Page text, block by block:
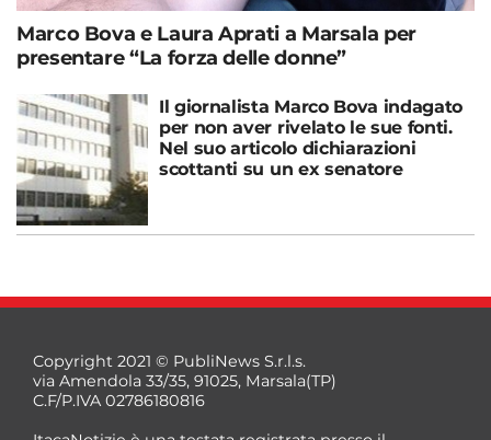
Marco Bova e Laura Aprati a Marsala per
presentare “La forza delle donne”
Il giornalista Marco Bova indagato
per non aver rivelato le sue fonti.
Nel suo articolo dichiarazioni
scottanti su un ex senatore
Copyright 2021 © PubliNews S.r.l.s.
via Amendola 33/35, 91025, Marsala(TP)
C.F/P.IVA 02786180816